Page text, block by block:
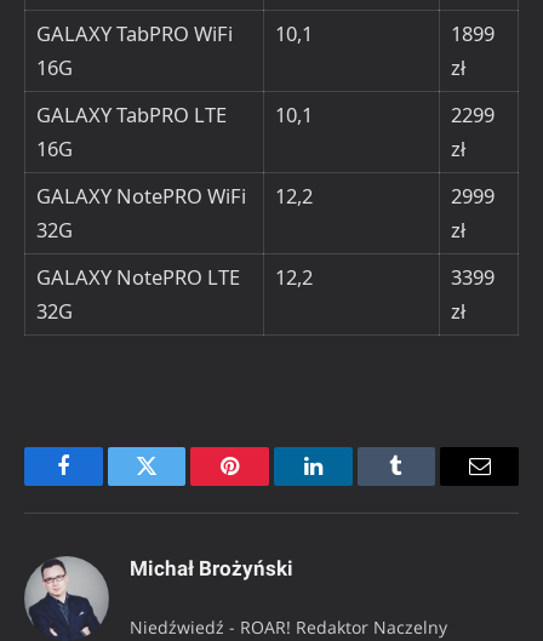
GALAXY TabPRO WiFi
16G
10,1
1899
zł
GALAXY TabPRO LTE
16G
10,1
2299
zł
GALAXY NotePRO WiFi
32G
12,2
2999
zł
GALAXY NotePRO LTE
32G
12,2
3399
zł
FacebookTwitter Pinterest LinkedInTumblr Email
Michał Brożyński
Niedźwiedź - ROAR! Redaktor Naczelny